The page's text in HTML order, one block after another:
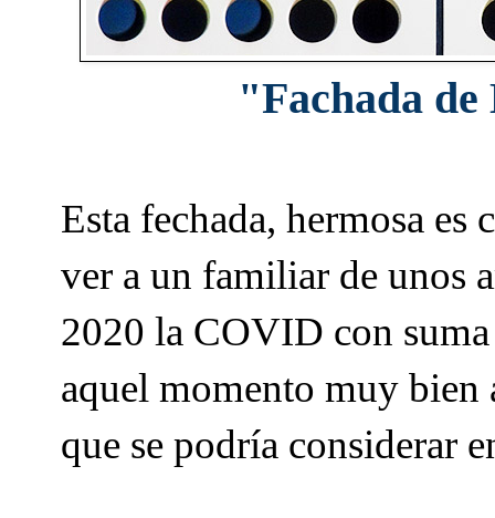
"Fachada
Esta fechada, hermosa
ver a un familiar de unos
2020 la COVID con
aquel momento muy bien
que se podría considerar